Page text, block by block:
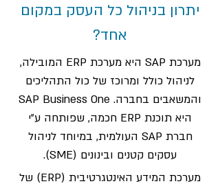
יתרון בניהול כל העסק במקום
אחד?
מערכת SAP היא מערכת ERP המובילה,
לניהול כולל ומרוכז של כול התהליכים
והמשאבים בחברה. SAP Business One
היא תוכנת ERP חכמה, שפותחה ע"י
חברת SAP העולמית, במיוחד לניהול
עסקים קטנים ובינונים (SME).
מערכת המידע האינטגרטיבית (ERP) של